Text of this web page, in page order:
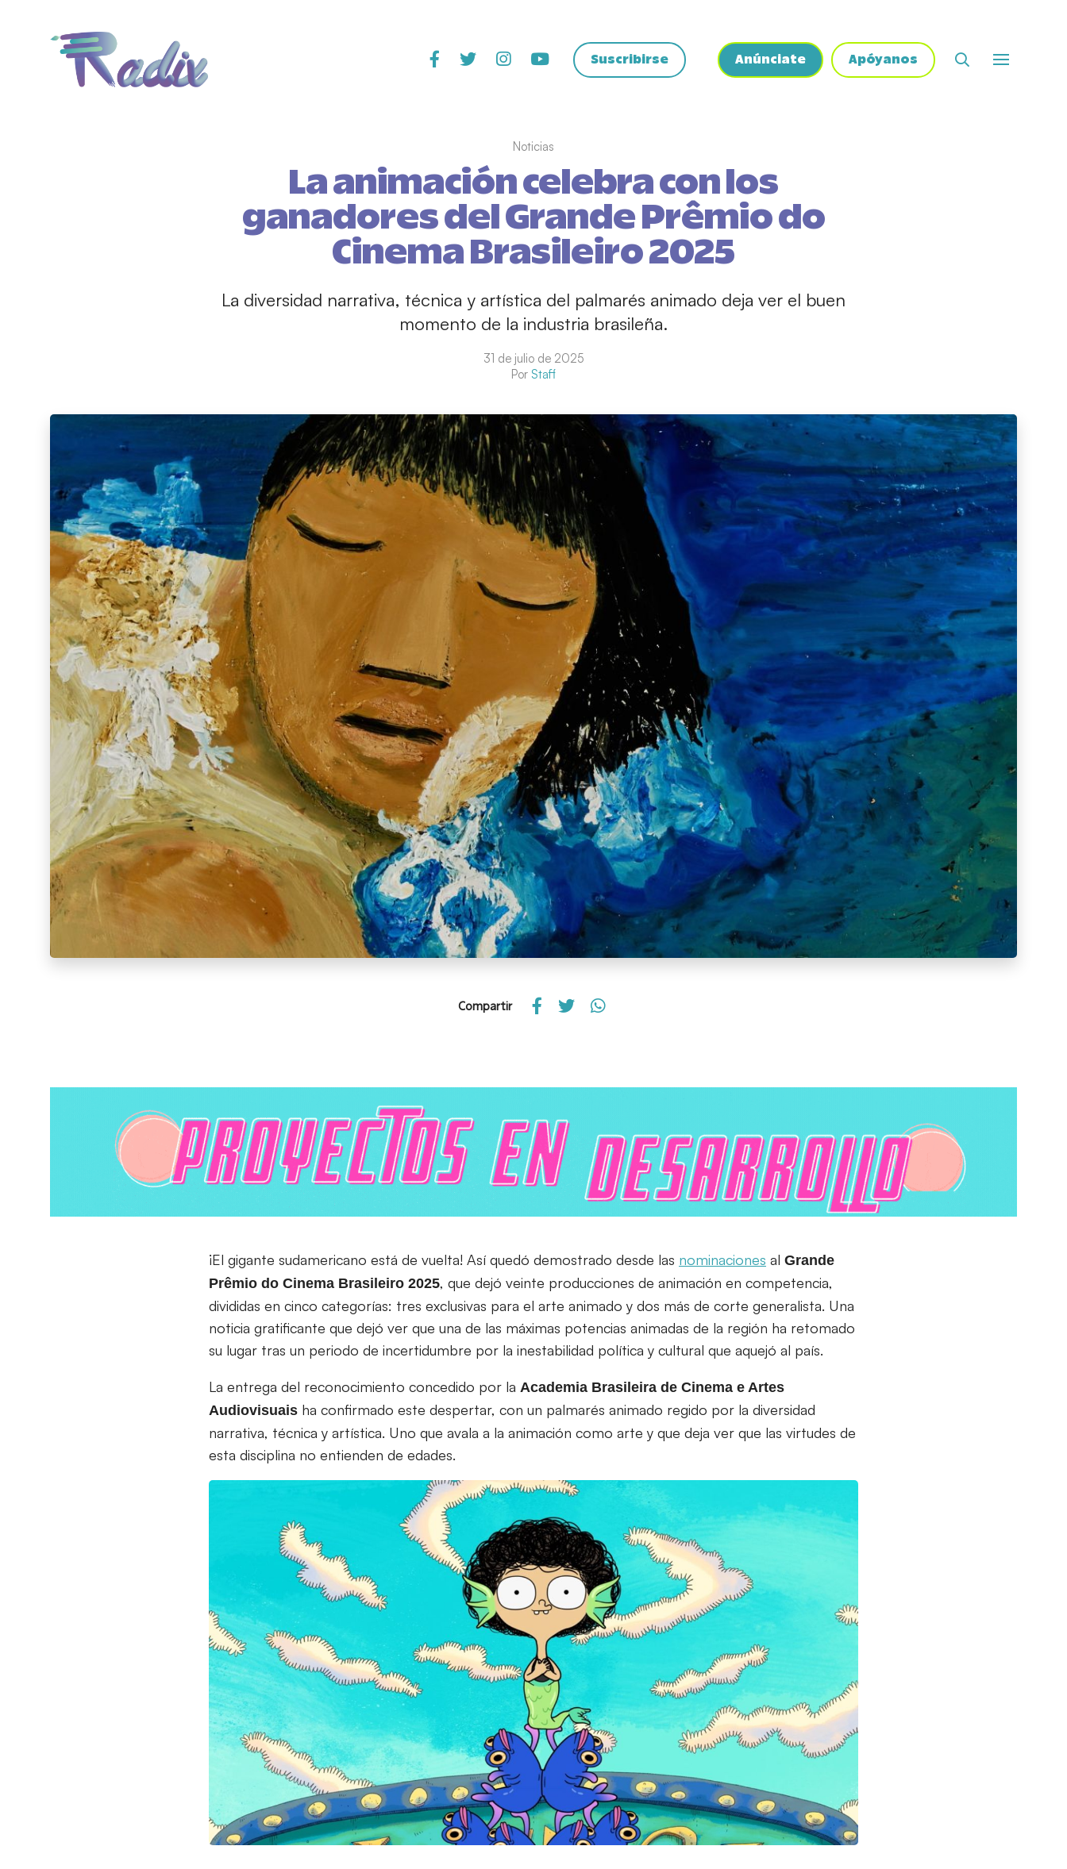
Suscribirse Anúnciate Apóyanos
Noticias
La animación celebra con los
ganadores del Grande Prêmio do
Cinema Brasileiro 2025
La diversidad narrativa, técnica y artística del palmarés animado deja ver el buen
momento de la industria brasileña.
31 de julio de 2025
Por Staff
Compartir
¡El gigante sudamericano está de vuelta! Así quedó demostrado desde las nominaciones al Grande
Prêmio do Cinema Brasileiro 2025, que dejó veinte producciones de animación en competencia,
divididas en cinco categorías: tres exclusivas para el arte animado y dos más de corte generalista. Una
noticia gratificante que dejó ver que una de las máximas potencias animadas de la región ha retomado
su lugar tras un periodo de incertidumbre por la inestabilidad política y cultural que aquejó al país.
La entrega del reconocimiento concedido por la Academia Brasileira de Cinema e Artes
Audiovisuais ha confirmado este despertar, con un palmarés animado regido por la diversidad
narrativa, técnica y artística. Uno que avala a la animación como arte y que deja ver que las virtudes de
esta disciplina no entienden de edades.